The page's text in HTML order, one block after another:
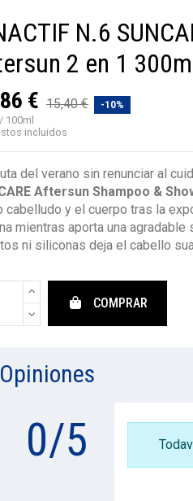
N.6
2 en 1
€ 15,40 € -10%
100ml
incluidos
del verano sin renunciar al
Aftersun Shampoo &
cabelludo y el cuerpo tras la
mientras aporta una
ni siliconas deja el cabello
COMPRAR
Opiniones
0/5